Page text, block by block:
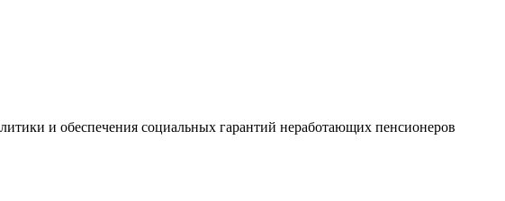
и обеспечения социальных гарантий неработающих пенсионеров